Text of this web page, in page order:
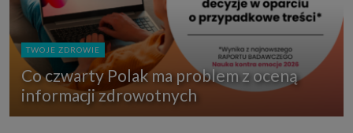
TWOJE ZDROWIE
Co czwarty Polak ma problem z oceną
informacji zdrowotnych